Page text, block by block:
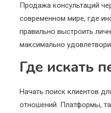
Продажа консультаций
современном мире, где
правильно выстроить
максимально
Где искать
Начать поиск клиентов
отношений. Платформы,